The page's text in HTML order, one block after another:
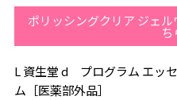
ポリッシングクリア ジェ
ち
L 資生堂 d プログラム エッ
ム［医薬部外品］